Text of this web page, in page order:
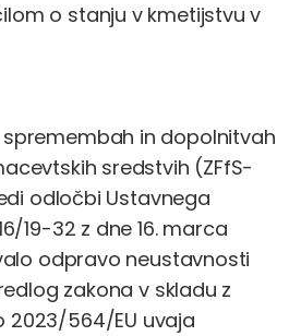
o stanju v kmetijstvu v
in dopolnitvah
sredstvih (ZFfS-
odločbi Ustavnega
19-32 z dne 16. marca
odpravo neustavnosti
zakona v skladu z
2023/564/EU uvaja